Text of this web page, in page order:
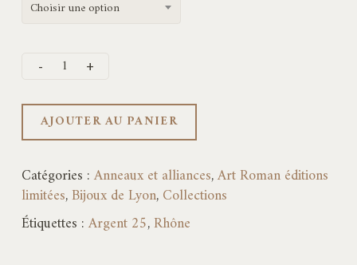
Choisir une option
AJOUTER AU PANIER
Catégories :Anneaux et alliances,Art Roman éditions
limitées,Bijoux de Lyon,Collections
Étiquettes :Argent 25,Rhône